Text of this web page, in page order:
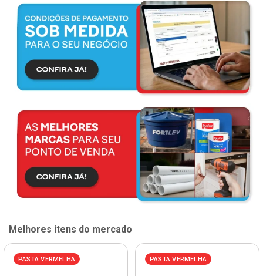
Melhores itens do mercado
PASTA VERMELHA PASTA VERMELHA